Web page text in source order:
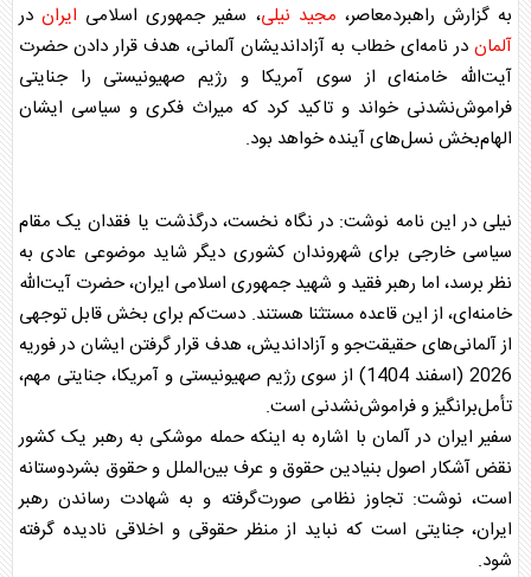
به گزارش راهبردمعاصر، مجید نیلی، سفیر جمهوری اسلامی ایراندر
آلمان در نامه‌ای خطاب به آزاداندیشان آلمانی، هدف قرار دادن حضرت
آیت‌الله خامنه‌ای از سوی آمریکا و رژیم صهیونیستی را جنایتی
فراموش‌نشدنی خواند و تاکید کرد که میراث فکری و سیاسی ایشان
الهام‌بخش نسل‌های آینده خواهد بود.
نیلی در این نامه نوشت: در نگاه نخست، درگذشت یا فقدان یک مقام
سیاسی خارجی برای شهروندان کشوری دیگر شاید موضوعی عادی به
نظر برسد، اما رهبر فقید و شهید جمهوری اسلامی ایران، حضرت آیت‌الله
خامنه‌ای، از این قاعده مستثنا هستند. دست‌کم برای بخش قابل توجهی
ازآلمانی‌های حقیقت‌جو و آزاداندیش، هدف قرار گرفتن ایشان در فوریه
2026 (اسفند 1404) از سوی رژیم صهیونیستی و آمریکا، جنایتی مهم،
تأمل‌برانگیز و فراموش‌نشدنی است.
سفیر ایران در آلمانبا اشاره به اینکه حمله موشکی به رهبر یک کشور
نقض آشکار اصول بنیادین حقوق و عرف بین‌الملل و حقوق بشردوستانه
است، نوشت: تجاوز نظامی صورت‌گرفته و به شهادت رساندن رهبر
ایران، جنایتی است که نباید از منظر حقوقی و اخلاقی نادیده گرفته
شود.